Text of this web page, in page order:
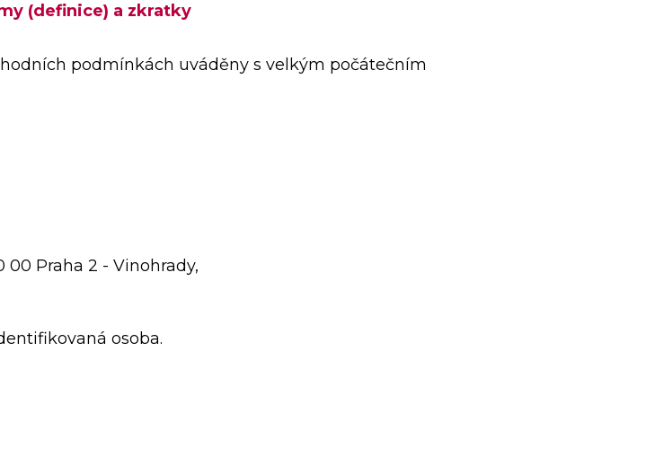
(definice) a zkratky
podmínkách uváděny s velkým počátečním
Praha 2 - Vinohrady,
osoba.